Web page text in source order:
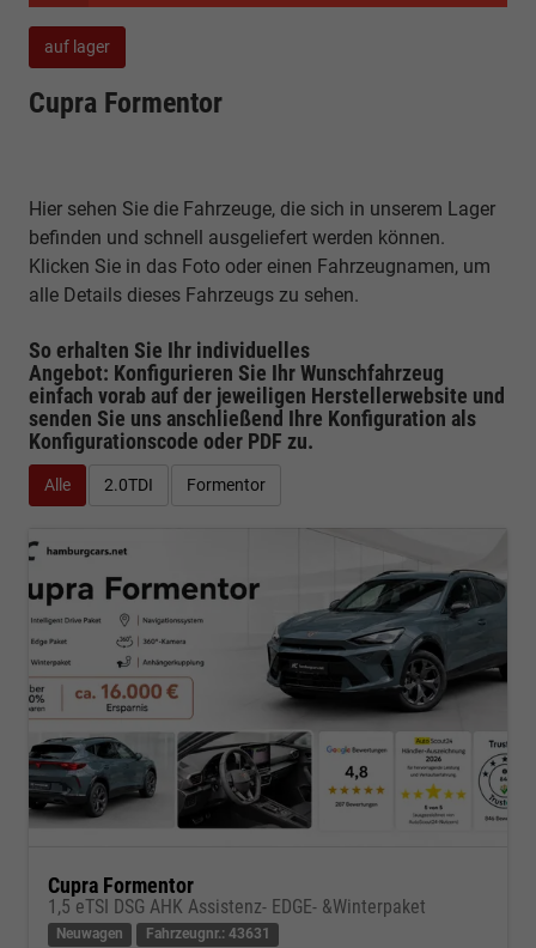
auf lager
Cupra Formentor
Hier sehen Sie die Fahrzeuge, die sich in unserem Lager
befinden und schnell ausgeliefert werden können.
Klicken Sie in das Foto oder einen Fahrzeugnamen, um
alle Details dieses Fahrzeugs zu sehen.
So erhalten Sie Ihr individuelles
Angebot: Konfigurieren Sie Ihr Wunschfahrzeug
einfach vorab auf der jeweiligen Herstellerwebsite und
senden Sie uns anschließend Ihre Konfiguration als
Konfigurationscode oder PDF zu.
Alle 2.0TDI Formentor
Cupra Formentor
1,5 eTSI DSG AHK Assistenz- EDGE- &Winterpaket
Neuwagen Fahrzeugnr.: 43631